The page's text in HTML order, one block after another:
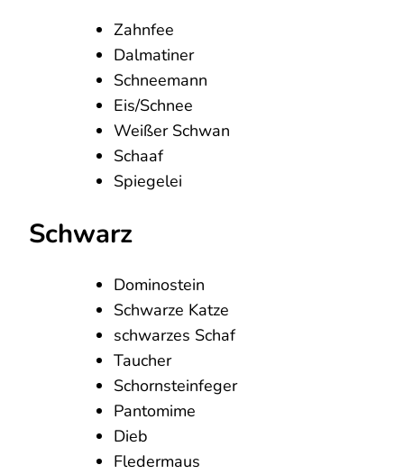
Zahnfee
Dalmatiner
Schneemann
Eis/Schnee
Weißer Schwan
Schaaf
Spiegelei
Schwarz
Dominostein
Schwarze Katze
schwarzes Schaf
Taucher
Schornsteinfeger
Pantomime
Dieb
Fledermaus